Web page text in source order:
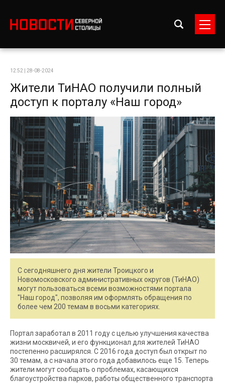
12:52 | 28-08-2024
Жители ТиНАО получили полный
доступ к порталу «Наш город»
С сегодняшнего дня жители Троицкого и
Новомосковского административных округов (ТиНАО)
могут пользоваться всеми возможностями портала
"Наш город", позволяя им оформлять обращения по
более чем 200 темам в восьми категориях.
Портал заработал в 2011 году с целью улучшения качества
жизни москвичей, и его функционал для жителей ТиНАО
постепенно расширялся. С 2016 года доступ был открыт по
30 темам, а с начала этого года добавилось еще 15. Теперь
жители могут сообщать о проблемах, касающихся
благоустройства парков, работы общественного транспорта